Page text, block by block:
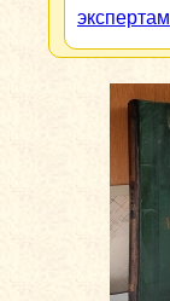
экспертам